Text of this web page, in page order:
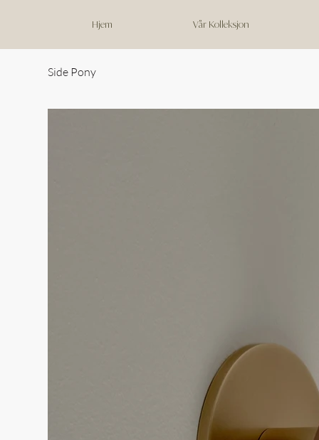
Hjem Vår Kolleksjon
Side Pony